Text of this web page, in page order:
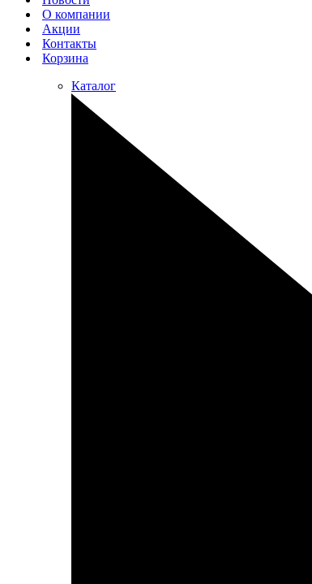
О компании
Акции
Контакты
Корзина
Каталог